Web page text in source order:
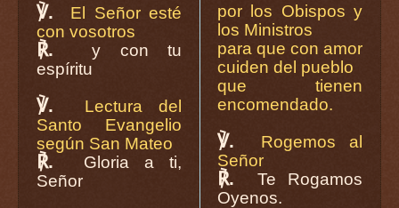
℣.
El Señor esté
con vosotros
℟.
y con tu
espíritu
℣.
Lectura del
Santo Evangelio
según San Mateo
℟.
Gloria a ti,
Señor
por los Obispos y
los Ministros
para que con amor
cuiden del pueblo
que tienen
encomendado.
℣.
Rogemos al
Señor
℟.
Te Rogamos
Oyenos.